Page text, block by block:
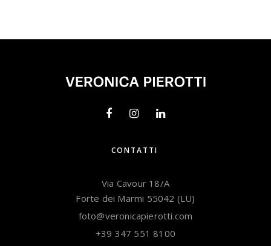
CONTATTI
Via Cavour 18/A
Forte dei Marmi 55042 (LU)
foto@veronicapierotti.com
+39 347 551 8100